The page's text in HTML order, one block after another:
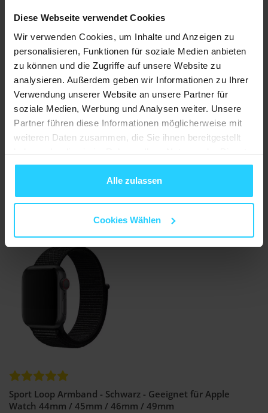
Diese Webseite verwendet Cookies
Wir verwenden Cookies, um Inhalte und Anzeigen zu
personalisieren, Funktionen für soziale Medien anbieten
zu können und die Zugriffe auf unsere Website zu
analysieren. Außerdem geben wir Informationen zu Ihrer
Verwendung unserer Website an unsere Partner für
soziale Medien, Werbung und Analysen weiter. Unsere
Partner führen diese Informationen möglicherweise mit
weiteren Daten zusammen, die Sie ihnen bereitgestellt
haben oder die sie im Rahmen Ihrer Nutzung der Dienste
gesammelt haben.
Alle zulassen
Cookies Wählen
Gummi-Sportband - Polarstern / Starlight - Geeignet für
Apple Watch 38mm / 40mm / 41mm
Sport Loop Armband - Schwarz - Geeignet für Apple
Watch 44mm / 45mm / 46mm / 49mm